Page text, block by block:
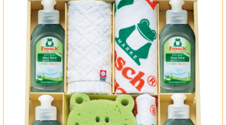
結婚内祝い
結婚引き出物
結婚祝い
新築祝い